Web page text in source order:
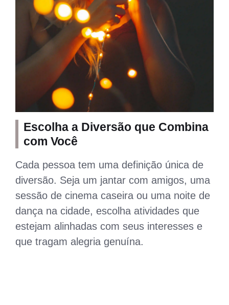
Escolha a Diversão que Combina
com Você
Cada pessoa tem uma definição única de
diversão. Seja um jantar com amigos, uma
sessão de cinema caseira ou uma noite de
dança na cidade, escolha atividades que
estejam alinhadas com seus interesses e
que tragam alegria genuína.